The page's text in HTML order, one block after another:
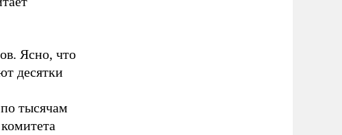
Ясно, что
десятки
тысячам